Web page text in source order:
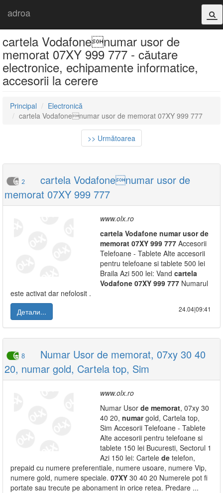
adroa
cartela Vodafonenumar usor de
memorat 07XY 999 777 - căutare
electronice, echipamente informatice,
accesorii la cerere
Principal
Electronică
cartela Vodafonenumar usor de memorat 07XY 999 777
>> Următoarea
2
cartela Vodafonenumar usor de
memorat 07XY 999 777
www.olx.ro
cartela Vodafone numar usor de
memorat 07XY 999 777 Accesorii
Telefoane - Tablete Alte accesorii
pentru telefoane si tablete 500 lei
Braila Azi 500 lei: Vand cartela
Vodafone 07XY 999 777 Numarul
este activat dar nefolosit .
Детали...
24.04|09:41
8
Numar Usor de memorat, 07xy 30 40
20, numar gold, Cartela top, Sim
www.olx.ro
Numar Usor de memorat, 07xy 30
40 20, numargold, Cartela top,
Sim Accesorii Telefoane - Tablete
Alte accesorii pentru telefoane si
tablete 150 lei Bucuresti, Sectorul 1
Azi 150 lei: Cartele de telefon,
prepaid cu numere preferentiale, numere usoare, numere Vip,
numere gold, numere speciale. 07XY 30 40 20 Numerele pot fi
portate sau trecute pe abonament in orice retea. Predare ...